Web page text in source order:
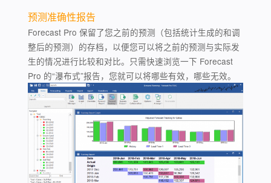
预测准确性报告
Forecast Pro 保留了您之前的预测（包括统计生成的和调
整后的预测）的存档，以便您可以将之前的预测与实际发
生的情况进行比较和对比。只需快速浏览一下 Forecast
Pro 的“瀑布式”报告，您就可以将哪些有效，哪些无效。